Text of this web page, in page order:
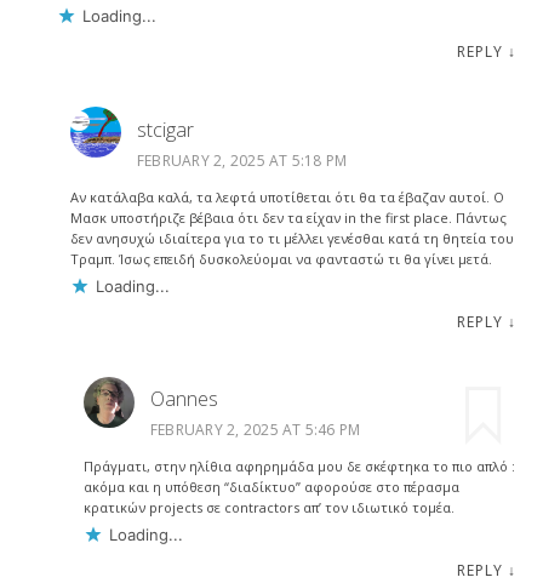
Loading...
REPLY ↓
stcigar
FEBRUARY 2, 2025 AT 5:18 PM
Αν κατάλαβα καλά, τα λεφτά υποτίθεται ότι θα τα έβαζαν αυτοί. Ο
Μασκ υποστήριζε βέβαια ότι δεν τα είχαν in the first place. Πάντως
δεν ανησυχώ ιδιαίτερα για το τι μέλλει γενέσθαι κατά τη θητεία του
Τραμπ. Ίσως επειδή δυσκολεύομαι να φανταστώ τι θα γίνει μετά.
Loading...
REPLY ↓
Oannes
FEBRUARY 2, 2025 AT 5:46 PM
Πράγματι, στην ηλίθια αφηρημάδα μου δε σκέφτηκα το πιο απλό :
ακόμα και η υπόθεση “διαδίκτυο” αφορούσε στο πέρασμα
κρατικών projects σε contractors απ’ τον ιδιωτικό τομέα.
Loading...
REPLY ↓